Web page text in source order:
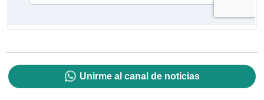
Unirme al canal de noticias